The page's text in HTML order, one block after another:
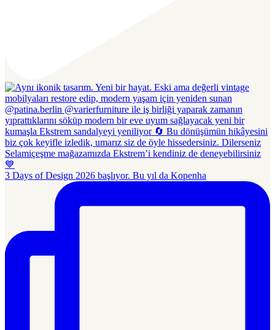
3 Days of Design 2026 başlıyor. Bu yıl da Kopenha